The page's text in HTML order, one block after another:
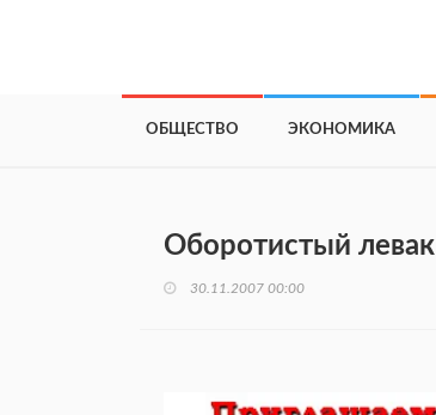
ОБЩЕСТВО ЭКОНОМИКА
Оборотистый левак
30.11.2007 00:00